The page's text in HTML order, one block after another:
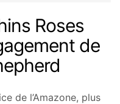
Roses
de
de l’Amazone, plus